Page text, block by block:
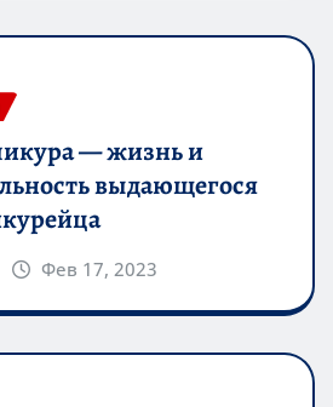
— жизнь и
выдающегося
Фев 17, 2023